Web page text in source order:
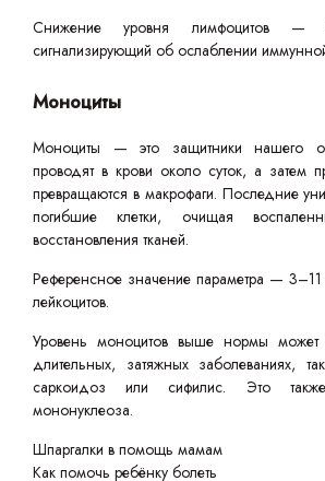
Снижение уровня лимфоцитов —
сигнализирующий об ослаблении
Моноциты
Моноциты — это защитники нашего
проводят в крови около суток, а затем
превращаются в макрофаги. Последние
погибшие клетки, очищая
восстановления тканей.
Референсное значение параметра —
лейкоцитов.
Уровень моноцитов выше нормы может
длительных, затяжных заболеваниях,
саркоидоз или сифилис. Это
мононуклеоза.
Шпаргалки в помощь мамам
Как помочь ребёнку болеть